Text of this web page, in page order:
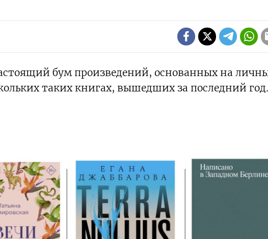
бум произведений, основанных на
таких книгах, вышедших за последний год.